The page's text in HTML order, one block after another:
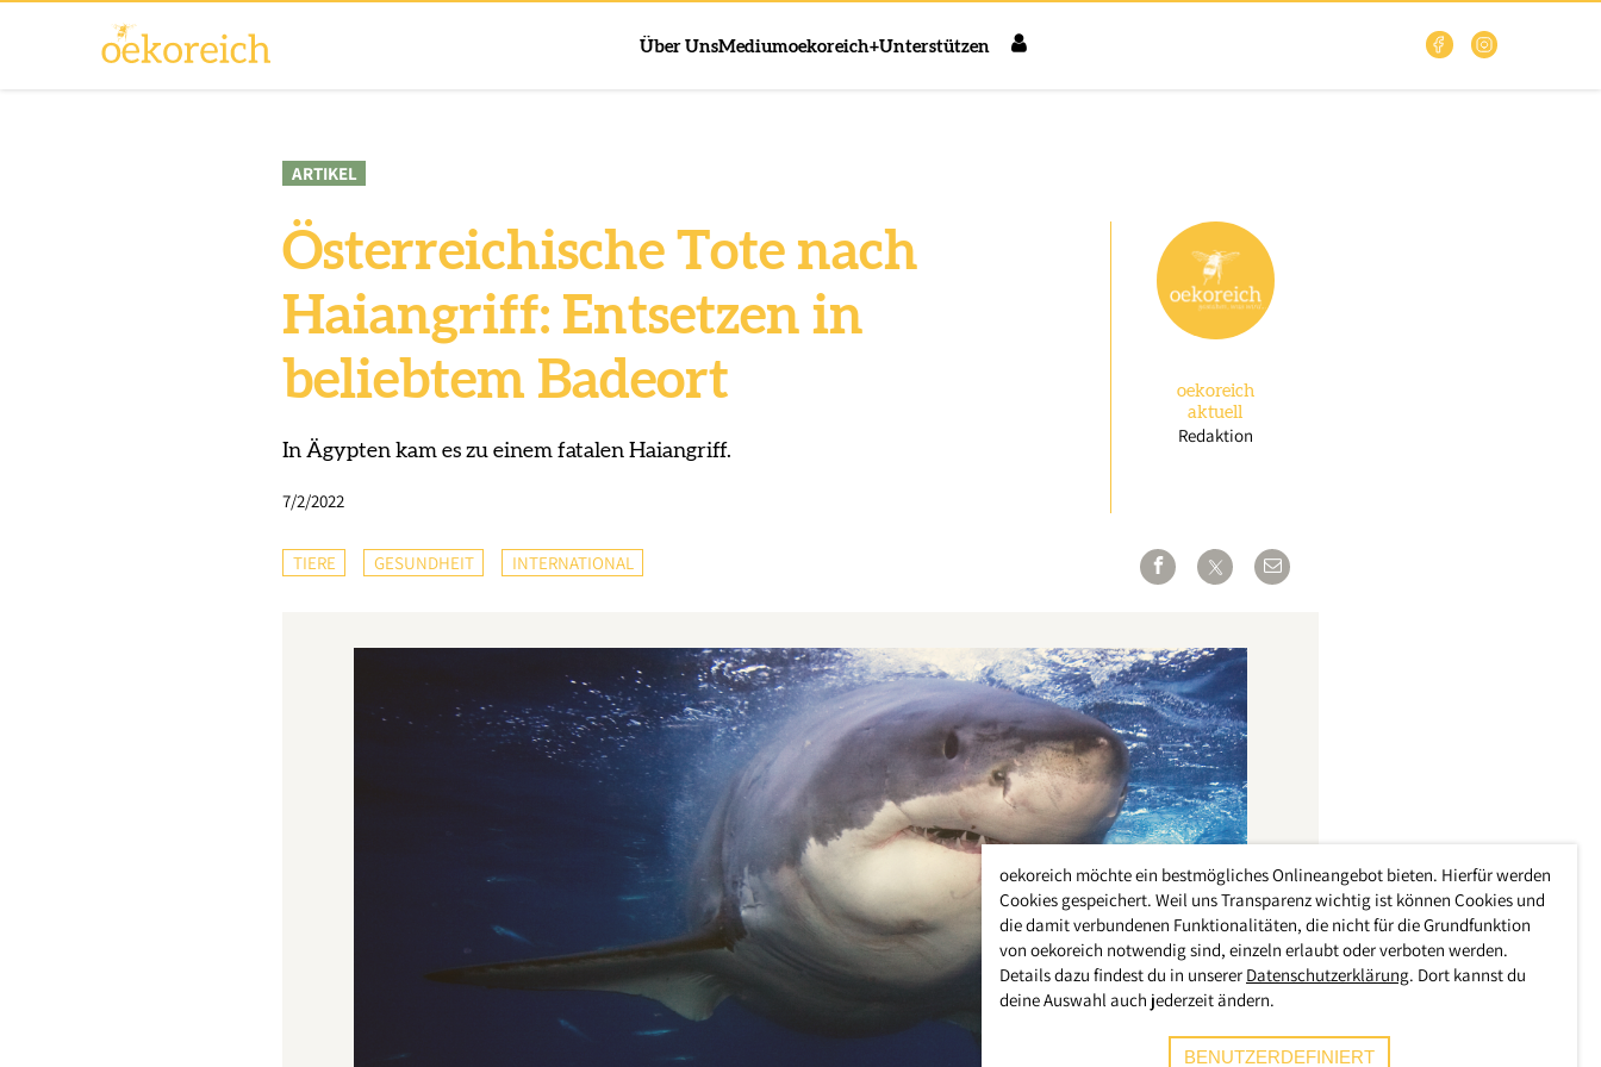
Über UnsMediumoekoreich+Unterstützen
ARTIKEL
Österreichische Tote nach
Haiangriff: Entsetzen in
beliebtem Badeort
In Ägypten kam es zu einem fatalen Haiangriff.
7/2/2022
oekoreich
aktuell
Redaktion
TIERE GESUNDHEIT INTERNATIONAL
oekoreich möchte ein bestmögliches Onlineangebot bieten. Hierfür werden
Cookies gespeichert. Weil uns Transparenz wichtig ist können Cookies und
die damit verbundenen Funktionalitäten, die nicht für die Grundfunktion
von oekoreich notwendig sind, einzeln erlaubt oder verboten werden.
Details dazu findest du in unserer Datenschutzerklärung. Dort kannst du
deine Auswahl auch jederzeit ändern.
BENUTZERDEFINIERT